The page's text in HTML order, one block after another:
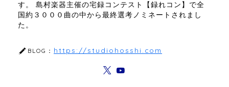
す。 島村楽器主催の宅録コンテスト【録れコン】で全
国約３０００曲の中から最終選考ノミネートされまし
た。
BLOG： https://studiohosshi.com